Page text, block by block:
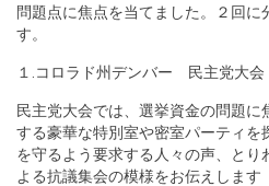
問題点に焦点を当てました。２回に
す。
１.コロラド州デンバー 民主党大
民主党大会では、選挙資金の問題に
する豪華な特別室や密室パーティを
を守るよう要求する人々の声、とり
よる抗議集会の模様をお伝えします